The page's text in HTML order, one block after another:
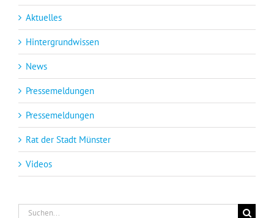
Aktuelles
Hintergrundwissen
News
Pressemeldungen
Pressemeldungen
Rat der Stadt Münster
Videos
Suche